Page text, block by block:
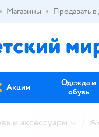
доставки.
Магазины Продавать
Акции
Одежда и
обувь
и аксессуары